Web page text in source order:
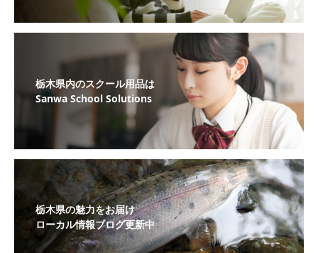
栃木県内のスクール用品は
Sanwa School Solutions
栃木県の魅力をお届け
ローカル情報ブログ更新中